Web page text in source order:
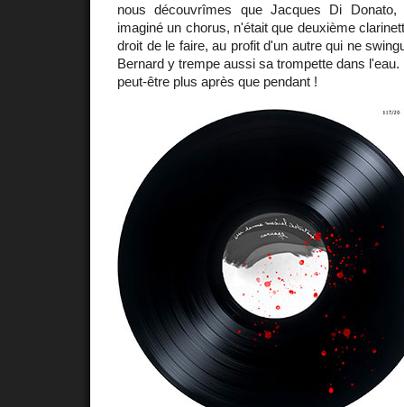
nous découvrîmes que Jacques Di
imaginé un chorus, n'était que deuxième
droit de le faire, au profit d'un autre qui ne
Bernard y trempe aussi sa trompette dans
peut-être plus après que pendant !